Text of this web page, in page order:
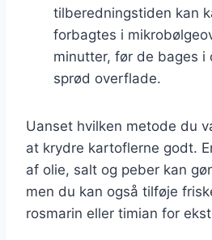
tilberedningstiden kan
forbagtes i
minutter, før de bages i
sprød overflade.
Uanset hvilken metode du
at krydre kartoflerne godt.
af olie, salt og peber kan
men du kan også tilføje
rosmarin eller timian for